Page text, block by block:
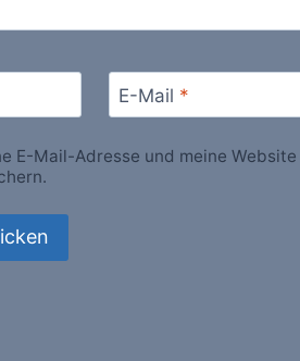
E-Mail *
E-Mail-Adresse und meine